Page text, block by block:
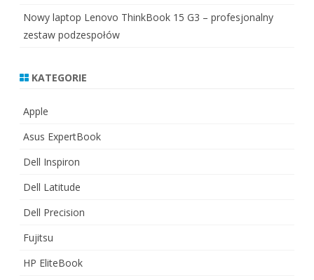
Nowy laptop Lenovo ThinkBook 15 G3 – profesjonalny
zestaw podzespołów
KATEGORIE
Apple
Asus ExpertBook
Dell Inspiron
Dell Latitude
Dell Precision
Fujitsu
HP EliteBook